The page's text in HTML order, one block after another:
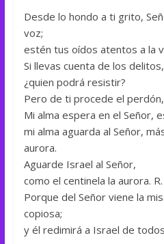
Desde lo hondo a ti grito,
voz;
estén tus oídos atentos a la
Si llevas cuenta de los
¿quien podrá resistir?
Pero de ti procede el
Mi alma espera en el Señor,
mi alma aguarda al Señor,
aurora.
Aguarde Israel al Señor,
como el centinela la aurora. R.
Porque del Señor viene la
copiosa;
y él redimirá a Israel de